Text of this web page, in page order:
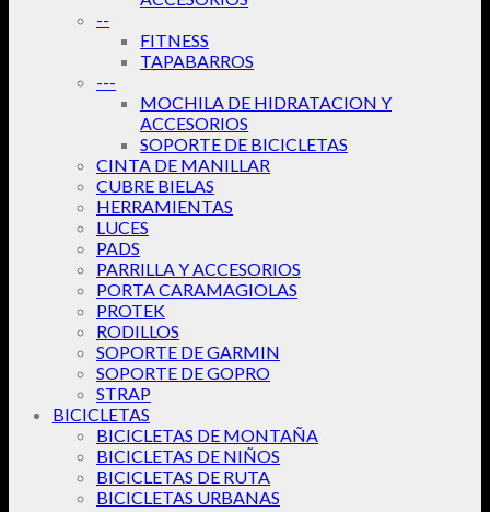
--
FITNESS
TAPABARROS
---
MOCHILA DE HIDRATACION Y
ACCESORIOS
SOPORTE DE BICICLETAS
CINTA DE MANILLAR
CUBRE BIELAS
HERRAMIENTAS
LUCES
PADS
PARRILLA Y ACCESORIOS
PORTA CARAMAGIOLAS
PROTEK
RODILLOS
SOPORTE DE GARMIN
SOPORTE DE GOPRO
STRAP
BICICLETAS
BICICLETAS DE MONTAÑA
BICICLETAS DE NIÑOS
BICICLETAS DE RUTA
BICICLETAS URBANAS